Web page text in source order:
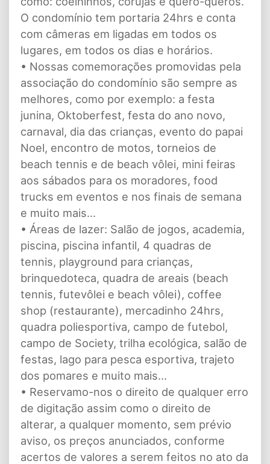
O condomínio tem portaria 24hrs e conta
com câmeras em ligadas em todos os
lugares, em todos os dias e horários.
• Nossas comemorações promovidas pela
associação do condomínio são sempre as
melhores, como por exemplo: a festa
junina, Oktoberfest, festa do ano novo,
carnaval, dia das crianças, evento do papai
Noel, encontro de motos, torneios de
beach tennis e de beach vôlei, mini feiras
aos sábados para os moradores, food
trucks em eventos e nos finais de semana
e muito mais...
• Áreas de lazer: Salão de jogos, academia,
piscina, piscina infantil, 4 quadras de
tennis, playground para crianças,
brinquedoteca, quadra de areais (beach
tennis, futevôlei e beach vôlei), coffee
shop (restaurante), mercadinho 24hrs,
quadra poliesportiva, campo de futebol,
campo de Society, trilha ecológica, salão de
festas, lago para pesca esportiva, trajeto
dos pomares e muito mais...
• Reservamo-nos o direito de qualquer erro
de digitação assim como o direito de
alterar, a qualquer momento, sem prévio
aviso, os preços anunciados, conforme
acertos de valores a serem feitos no ato da